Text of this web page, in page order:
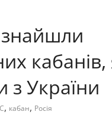
знайшли
кабанів,
з України
, кабан, Росія